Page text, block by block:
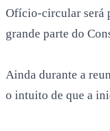
Ofício-circular será
grande parte do
Ainda durante a
o intuito de que a